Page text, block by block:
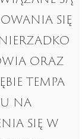
się
nierzadko
oraz
tempa
na
się w